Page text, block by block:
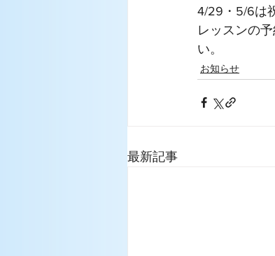
4/29・5/6は
レッスンの
い。
お知らせ
最新記事